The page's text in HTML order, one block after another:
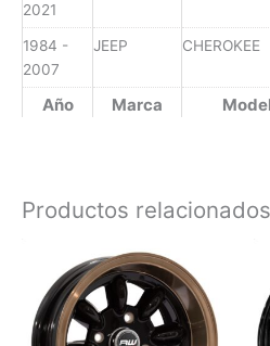
Año Marca
2021
1984 -
2007
JEEP CHEROKEE
Productos relacionados